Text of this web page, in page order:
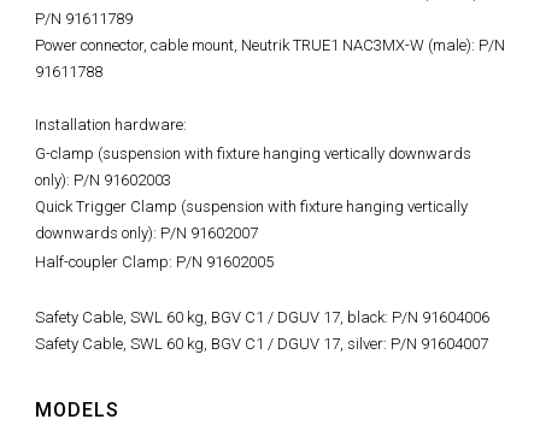
P/N 91611789
Power connector, cable mount, Neutrik TRUE1 NAC3MX-W (male): P/N
91611788
Installation hardware:
G-clamp (suspension with fixture hanging vertically downwards
only): P/N 91602003
Quick Trigger Clamp (suspension with fixture hanging vertically
downwards only): P/N 91602007
Half-coupler Clamp: P/N 91602005
Safety Cable, SWL 60 kg, BGV C1 / DGUV 17, black: P/N 91604006
Safety Cable, SWL 60 kg, BGV C1 / DGUV 17, silver: P/N 91604007
MODELS